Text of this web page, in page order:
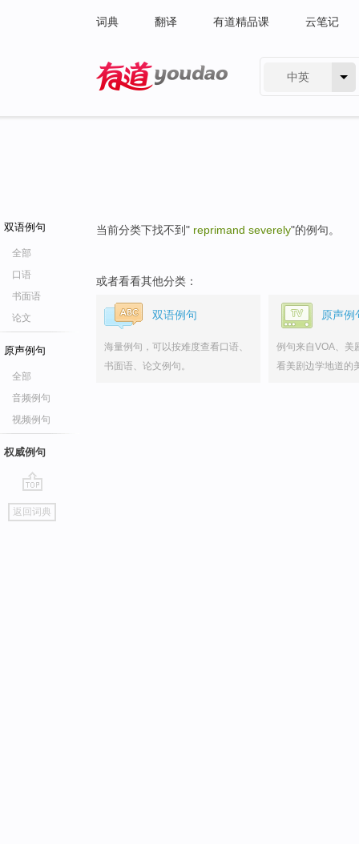
词典 翻译 有道精品课 云笔记
中英
双语例句
全部
口语
书面语
论文
原声例句
全部
音频例句
视频例句
权威例句
go
top
返回词典
当前分类下找不到" reprimand severely"的例句。
或者看看其他分类：
双语例句
海量例句，可以按难度查看口语、
书面语、论文例句。
原声例
例句来自VOA、美
看美剧边学地道的